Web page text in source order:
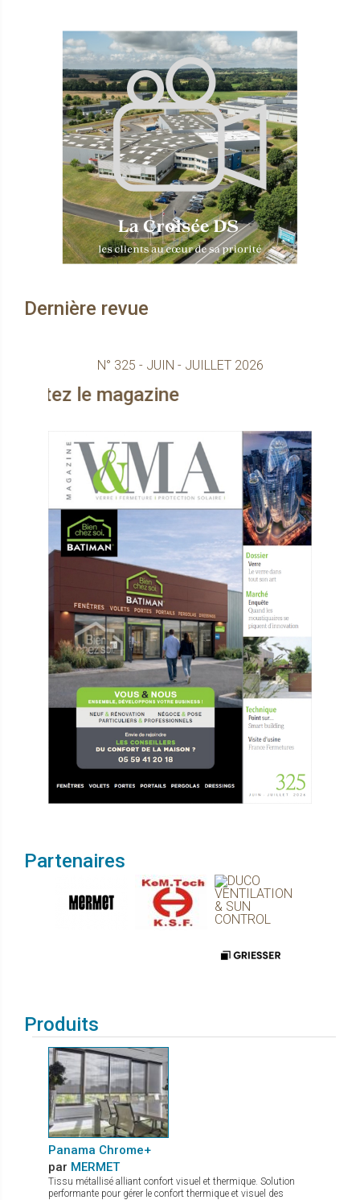
Dernière revue
N° 325 - JUIN - JUILLET 2026
Partenaires
Produits
Panama Chrome+
par MERMET
Tissu métallisé alliant confort visuel et thermique. Solution
performante pour gérer le confort thermique et visuel des